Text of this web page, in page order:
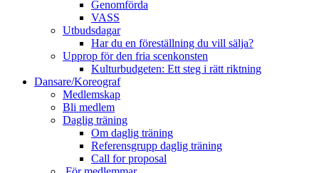
Genomförda
VASS
Utbudsdagar
Har du en föreställning du vill sälja?
Upprop för den fria scenkonsten
Kulturbudgeten: Ett steg i rätt riktning
Dansare/Koreograf
Medlemskap
Bli medlem
Daglig träning
Om daglig träning
Referensgrupp daglig träning
Call for proposal